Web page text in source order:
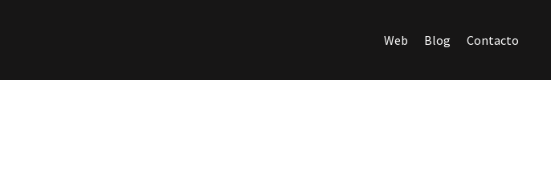
Web Blog Contacto